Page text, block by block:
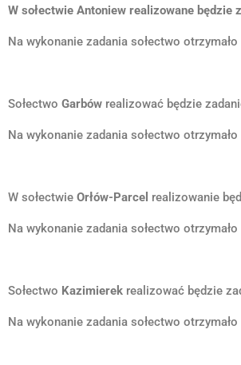
W sołectwie Antoniew realizowane będzie
Na wykonanie zadania sołectwo
Sołectwo Garbów realizować będzie
Na wykonanie zadania sołectwo
W sołectwie Orłów-Parcel realizowanie
Na wykonanie zadania sołectwo
Sołectwo Kazimierek realizować będzie
Na wykonanie zadania sołectwo